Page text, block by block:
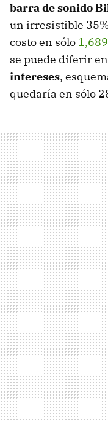
barra de sonido
un irresistible
costo en sólo
se puede diferir en
intereses,
quedaría en sólo